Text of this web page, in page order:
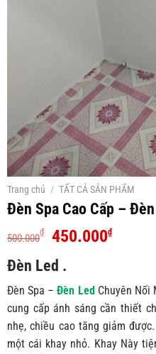
Trang chủ / TẤT CẢ SẢN PHẨM
Đèn Spa Cao Cấp –
500.000₫
Giá
là:
500.000₫.
450.000₫Giá
là:
Đèn Led .
Đèn Spa –Đèn Led Chuyên Nối
cung cấp ánh sáng cần thiết
nhẹ, chiều cao tăng giảm
một cái khay nhỏ. Khay Này